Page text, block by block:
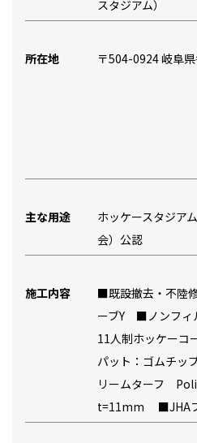
スタジアム）
所在地 〒504-0924 岐阜
主な用途
ホッケースタジア
会）公認
施工内容
■既設撤去・不陸
ーブY ■ノンフ
11人制ホッケーコ
パット：ゴムチ
リームターフ
t=11mm ■JHA